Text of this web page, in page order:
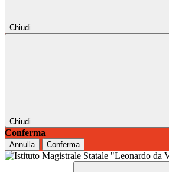
Chiudi
Chiudi
Conferma
Annulla Conferma